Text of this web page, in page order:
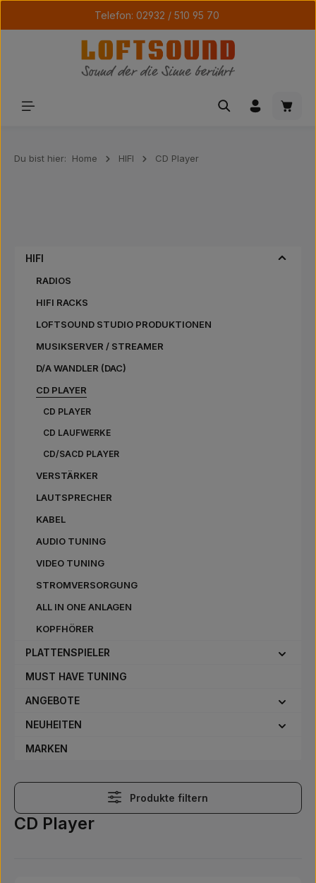
Zum Hauptinhalt springenTelefon: 02932 / 510 95 70
Du bist hier: Home HIFI CD Player
HIFI
RADIOS
HIFI RACKS
LOFTSOUND STUDIO PRODUKTIONEN
MUSIKSERVER / STREAMER
D/A WANDLER (DAC)
CD PLAYER
CD PLAYER
CD LAUFWERKE
CD/SACD PLAYER
VERSTÄRKER
LAUTSPRECHER
KABEL
AUDIO TUNING
VIDEO TUNING
STROMVERSORGUNG
ALL IN ONE ANLAGEN
KOPFHÖRER
PLATTENSPIELER
MUST HAVE TUNING
ANGEBOTE
NEUHEITEN
MARKEN
Produkte filtern
CD Player